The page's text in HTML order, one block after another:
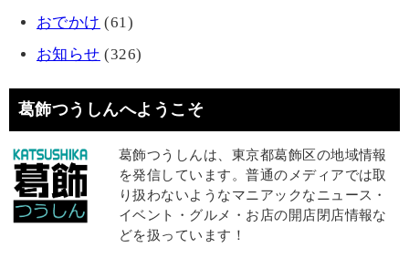
おでかけ (61)
お知らせ (326)
葛飾つうしんへようこそ
葛飾つうしんは、東京都葛飾区の地域情報
を発信しています。普通のメディアでは取
り扱わないようなマニアックなニュース・
イベント・グルメ・お店の開店閉店情報な
どを扱っています！